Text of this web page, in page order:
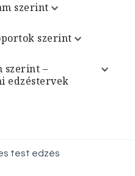
szerint
szerint
szerint –
edzéstervek
test edzés